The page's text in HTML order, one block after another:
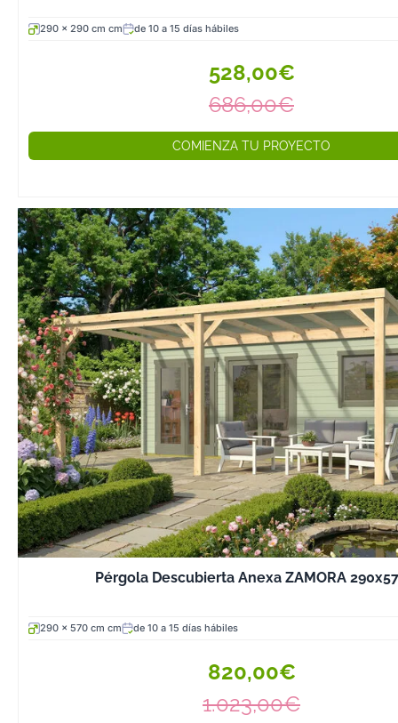
autoclave
mercado. La
Grand,
Último— con
desde 8,5 cm
acceso hasta
modelos
tratamiento en
sales de cobre
madera contra
insectos y la
alargando su
necesidad de
constante.
autoportantes
completo con
tornillería,
de cubierta e
detalladas
que permite un
sin recurrir a la
albañilería.
290 x 290 cm cm de 10 a 15 días hábiles
528,00€
686,00€
COMIENZA TU PROYECTO
Pérgola Descubierta Anexa ZAMORA
290 x 570 cm cm de 10 a 15 días hábiles
820,00€
1.023,00€